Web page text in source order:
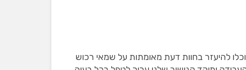
להיעזר בחוות דעת מאומתות על שמאי רכוש